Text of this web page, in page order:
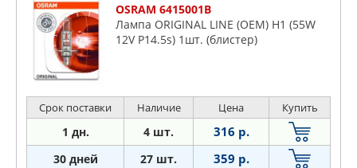
OSRAM 6415001B
Лампа ORIGINAL LINE (ОЕМ) H1 (55W
12V P14.5s) 1шт. (блистер)
Срок поставки Наличие Цена Купить
1 дн. 4 шт. 316 р.
30 дней 27 шт. 359 р.